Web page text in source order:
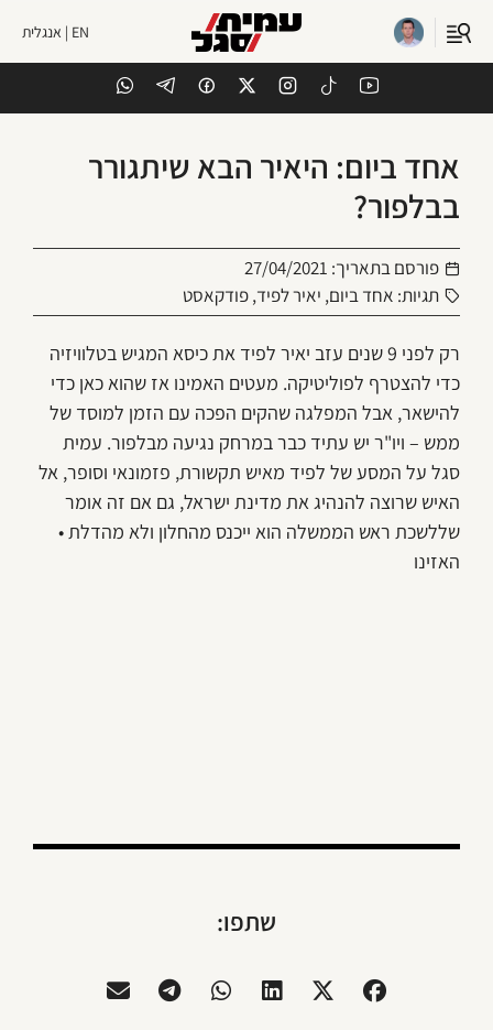
EN | אנגלית
אחד ביום: היאיר הבא שיתגורר
בבלפור?
פורסם בתאריך: 27/04/2021
תגיות: אחד ביום, יאיר לפיד,פודקאסט
רק לפני 9 שנים עזב יאיר לפיד את כיסא המגיש בטלוויזיה
כדי להצטרף לפוליטיקה. מעטים האמינו אז שהוא כאן כדי
להישאר, אבל המפלגה שהקים הפכה עם הזמן למוסד של
ממש – ויו"ר יש עתיד כבר במרחק נגיעה מבלפור. עמית
סגל על המסע של לפיד מאיש תקשורת, פזמונאי וסופר, אל
האיש שרוצה להנהיג את מדינת ישראל, גם אם זה אומר
שללשכת ראש הממשלה הוא ייכנס מהחלון ולא מהדלת •
האזינו
שתפו: